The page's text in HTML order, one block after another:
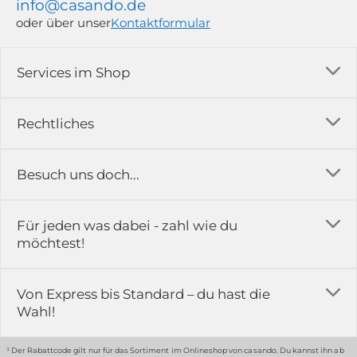
Rechtliches
Impressum
Rückgabe & Reklamation
Widerrufsrecht
Datenschutz-Einstellung
Services im Shop
Versandkosten
Erfahrungsberichte & Bewertungen
Kontakt
Karriere
Gewerbekunden
Grounding Page
Besuch uns doch...
in der Ausstellung...
51789 Lindlar
Hinweis:
info@casando.de
oder über unserKontaktformular
Für jeden was dabei - zahl wie du
möchtest!
Von Express bis Standard – du hast die
Wahl!
¹ Der Rabattcode gilt nur für das Sortiment im Onlineshop von casando. Du kannst ihn ab